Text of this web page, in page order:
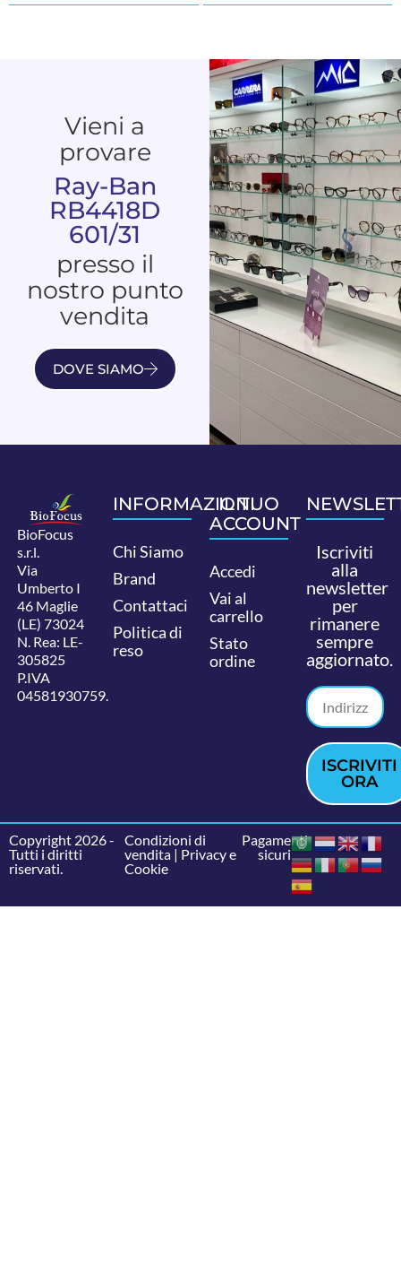
Vieni a
provare
Ray-Ban
RB4418D
601/31
presso il
nostro punto
vendita
DOVE SIAMO
BioFocus
s.r.l.
Via
Umberto I
46 Maglie
(LE) 73024
N. Rea: LE-
305825
P.IVA
04581930759.
INFORMAZIONI
Chi Siamo
Brand
Contattaci
Politica di
reso
IL TUO
ACCOUNT
Accedi
Vai al
carrello
Stato
ordine
Iscriviti
alla
newsletter
per
rimanere
sempre
aggiornato.
ISCRIVITI
ORA
Copyright 2026 -
Tutti i diritti
riservati.
Condizioni di
vendita| Privacy e
Cookie
Pagamenti
sicuri